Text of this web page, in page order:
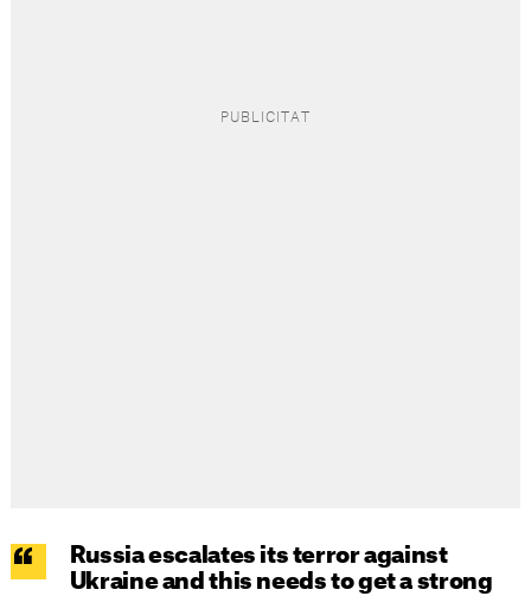
Russia escalates its terror against
Ukraine and this needs to get a strong